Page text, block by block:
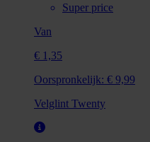
Super price
Van
€ 1,35
Oorspronkelijk: € 9,99
Velglint Twenty